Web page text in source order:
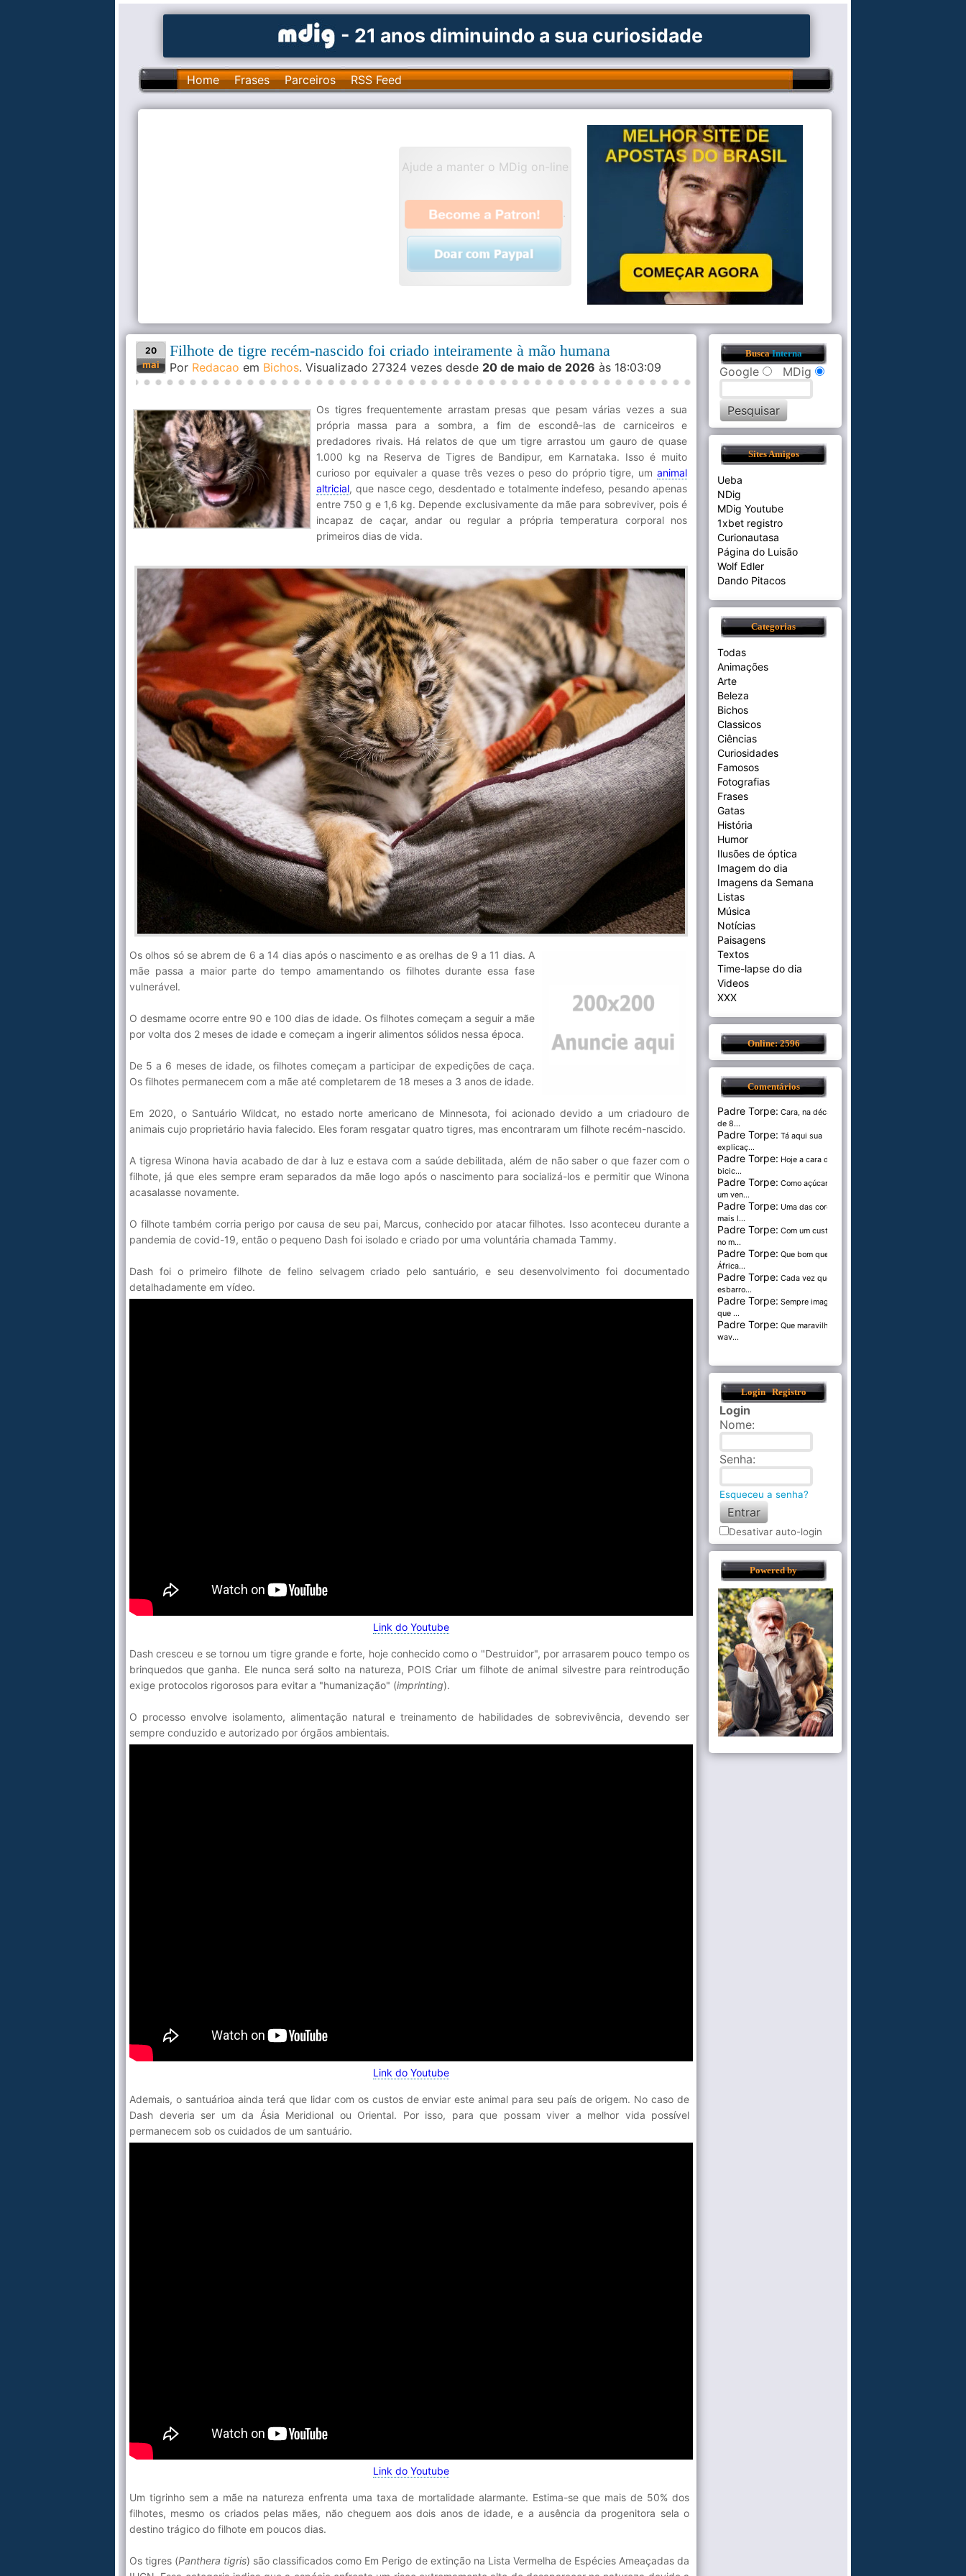
- 21 anos diminuindo a sua curiosidade
Home Frases Parceiros RSS Feed
Ajude a manter o MDig on-line
.
20
mai
Filhote de tigre recém-nascido foi criado inteiramente à mão humana
Por Redacao em Bichos. Visualizado 27324 vezes desde 20 de maio de 2026 às 18:03:09
Os tigres frequentemente arrastam presas que pesam várias vezes a sua
própria massa para a sombra, a fim de escondê-las de carniceiros e
predadores rivais. Há relatos de que um tigre arrastou um gauro de quase
1.000 kg na Reserva de Tigres de Bandipur, em Karnataka. Isso é muito
curioso por equivaler a quase três vezes o peso do próprio tigre, um animal
altricial, que nasce cego, desdentado e totalmente indefeso, pesando apenas
entre 750 g e 1,6 kg. Depende exclusivamente da mãe para sobreviver, pois é
incapaz de caçar, andar ou regular a própria temperatura corporal nos
primeiros dias de vida.
Os olhos só se abrem de 6 a 14 dias após o nascimento e as orelhas de 9 a 11 dias. A
mãe passa a maior parte do tempo amamentando os filhotes durante essa fase
vulnerável.
O desmame ocorre entre 90 e 100 dias de idade. Os filhotes começam a seguir a mãe
por volta dos 2 meses de idade e começam a ingerir alimentos sólidos nessa época.
De 5 a 6 meses de idade, os filhotes começam a participar de expedições de caça.
Os filhotes permanecem com a mãe até completarem de 18 meses a 3 anos de idade.
Em 2020, o Santuário Wildcat, no estado norte americano de Minnesota, foi acionado devido a um criadouro de
animais cujo proprietário havia falecido. Eles foram resgatar quatro tigres, mas encontraram um filhote recém-nascido.
A tigresa Winona havia acabado de dar à luz e estava com a saúde debilitada, além de não saber o que fazer com o
filhote, já que eles sempre eram separados da mãe logo após o nascimento para socializá-los e permitir que Winona
acasalasse novamente.
O filhote também corria perigo por causa de seu pai, Marcus, conhecido por atacar filhotes. Isso aconteceu durante a
pandemia de covid-19, então o pequeno Dash foi isolado e criado por uma voluntária chamada Tammy.
Dash foi o primeiro filhote de felino selvagem criado pelo santuário, e seu desenvolvimento foi documentado
detalhadamente em vídeo.
Link do Youtube
Dash cresceu e se tornou um tigre grande e forte, hoje conhecido como o "Destruidor", por arrasarem pouco tempo os
brinquedos que ganha. Ele nunca será solto na natureza, POIS Criar um filhote de animal silvestre para reintrodução
exige protocolos rigorosos para evitar a "humanização" (imprinting).
O processo envolve isolamento, alimentação natural e treinamento de habilidades de sobrevivência, devendo ser
sempre conduzido e autorizado por órgãos ambientais.
Link do Youtube
Ademais, o santuárioa ainda terá que lidar com os custos de enviar este animal para seu país de origem. No caso de
Dash deveria ser um da Ásia Meridional ou Oriental. Por isso, para que possam viver a melhor vida possível
permanecem sob os cuidados de um santuário.
Link do Youtube
Um tigrinho sem a mãe na natureza enfrenta uma taxa de mortalidade alarmante. Estima-se que mais de 50% dos
filhotes, mesmo os criados pelas mães, não cheguem aos dois anos de idade, e a ausência da progenitora sela o
destino trágico do filhote em poucos dias.
Os tigres (Panthera tigris) são classificados como Em Perigo de extinção na Lista Vermelha de Espécies Ameaçadas da
BuscaInterna
Google MDig
Sites Amigos
Ueba
NDig
MDig Youtube
1xbet registro
Curionautasa
Página do Luisão
Wolf Edler
Dando Pitacos
Categorias
Todas
Animações
Arte
Beleza
Bichos
Classicos
Ciências
Curiosidades
Famosos
Fotografias
Frases
Gatas
História
Humor
Ilusões de óptica
Imagem do dia
Imagens da Semana
Listas
Música
Notícias
Paisagens
Textos
Time-lapse do dia
Videos
XXX
Online: 2596
Comentários
Padre Torpe: Cara, na década
de 8...
Padre Torpe: Tá aqui sua
explicaç...
Padre Torpe: Hoje a cara de
bicic...
Padre Torpe: Como açúcar é
um ven...
Padre Torpe: Uma das cores
mais l...
Padre Torpe: Com um custo de
no m...
Padre Torpe: Que bom que a
África...
Padre Torpe: Cada vez que
esbarro...
Padre Torpe: Sempre imaginei
que ...
Padre Torpe: Que maravilha de
wav...
Login Registro
Login
Nome:
Senha:
Esqueceu a senha?
Desativar auto-login
Powered by